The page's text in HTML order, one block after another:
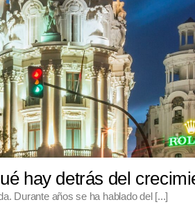
hay detrás del
Durante años se ha hablado del [...]